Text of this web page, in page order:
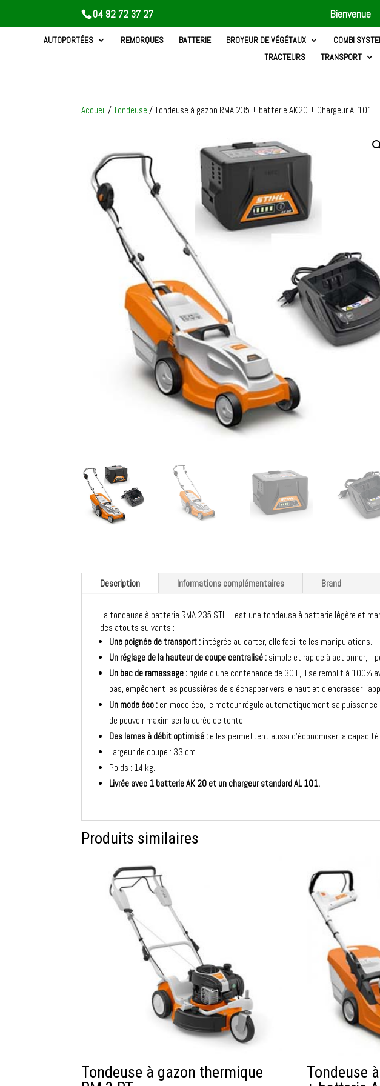
04 92 72 37 27 Bienvenue
AUTOPORTÉES REMORQUES BATTERIE BROYEUR DE VÉGÉTAUX COMBI
TRACTEURS
TRANSPORT
Accueil /Tondeuse / Tondeuse à gazon RMA 235 + batterie AK20 + Chargeur AL101
Description Informations complémentaires Brand
La tondeuse à batterie RMA 235 STIHL est une tondeuse à batterie légère et
des atouts suivants :
Une poignée de transport : intégrée au carter, elle facilite les manipulations.
Un réglage de la hauteur de coupe centralisé : simple et rapide à actionner, il
Un bac de ramassage : rigide d’une contenance de 30 L, il se remplit à 100%
bas, empêchent les poussières de s’échapper vers le haut et d’encrasser
Un mode éco : en mode éco, le moteur régule automatiquement sa
de pouvoir maximiser la durée de tonte.
Des lames à débit optimisé : elles permettent aussi d’économiser la
Largeur de coupe : 33 cm.
Poids : 14 kg.
Livrée avec 1 batterie AK 20 et un chargeur standard AL 101.
Produits similaires
Tondeuse à gazon thermique
Tondeuse